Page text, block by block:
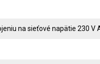
na sieťové napätie 230 V